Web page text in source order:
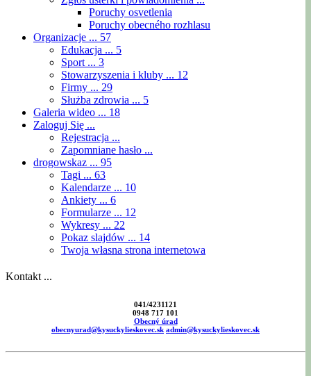
Poruchy osvetlenia
Poruchy obecného rozhlasu
Organizacje ... 57
Edukacja ... 5
Sport ... 3
Stowarzyszenia i kluby ... 12
Firmy ... 29
Służba zdrowia ... 5
Galeria wideo ... 18
Zaloguj Się ...
Rejestracja ...
Zapomniane hasło ...
drogowskaz ... 95
Tagi ... 63
Kalendarze ... 10
Ankiety ... 6
Formularze ... 12
Wykresy ... 22
Pokaz slajdów ... 14
Twoja własna strona internetowa
Kontakt ...
041/4231121
0948 717 101
Obecný úrad
obecnyurad@kysuckylieskovec.sk admin@kysuckylieskovec.sk